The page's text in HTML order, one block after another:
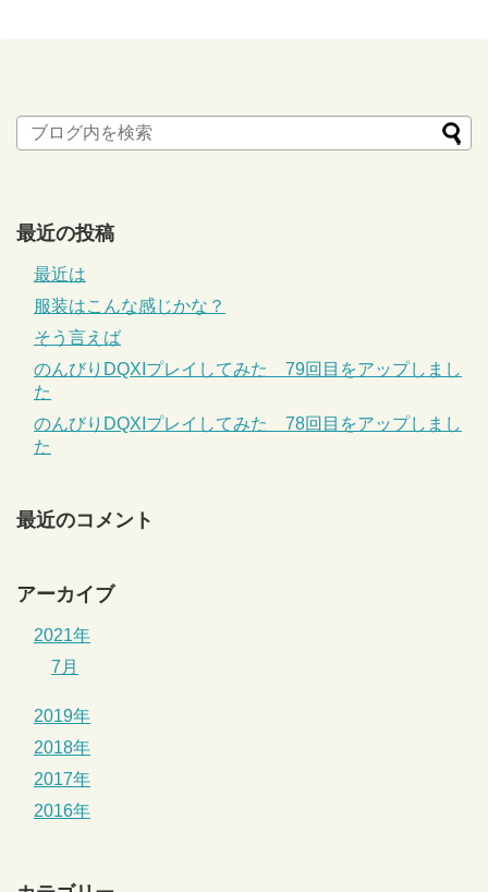
最近の投稿
最近は
服装はこんな感じかな？
そう言えば
のんびりDQXIプレイしてみた 79回目をアップしまし
た
のんびりDQXIプレイしてみた 78回目をアップしまし
た
最近のコメント
アーカイブ
2021年
7月
2019年
2018年
2017年
2016年